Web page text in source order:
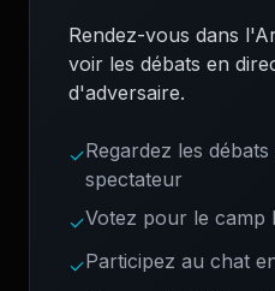
Rendez-vous dans
voir les débats en
d'adversaire.
✓Regardez les
spectateur
✓Votez pour le camp
✓Participez au chat